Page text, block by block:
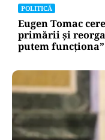
POLITICĂ
Eugen Tomac
primării și
putem funcționa”